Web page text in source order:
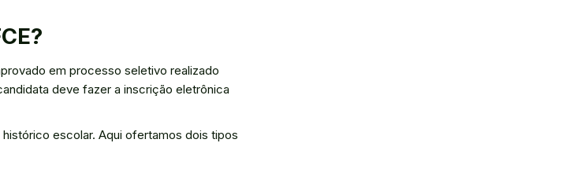
em processo seletivo realizado
deve fazer a inscrição eletrônica
escolar. Aqui ofertamos dois tipos